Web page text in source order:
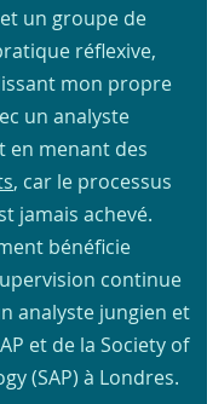
un groupe de
réflexive,
mon propre
un analyste
en menant des
, car le processus
jamais achevé.
bénéficie
continue
analyste jungien et
et de la Society of
(SAP) à Londres.